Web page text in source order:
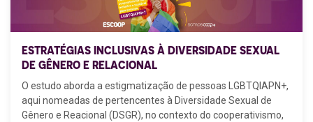
ESTRATÉGIAS INCLUSIVAS À DIVERSIDADE SEXUAL
DE GÊNERO E RELACIONAL
O estudo aborda a estigmatização de pessoas LGBTQIAPN+,
aqui nomeadas de pertencentes à Diversidade Sexual de
Gênero e Reacional (DSGR), no contexto do cooperativismo,